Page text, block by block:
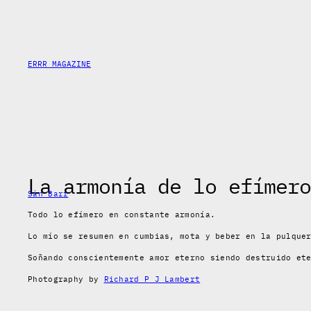
ERRR MAGAZINE
La armonía de lo efímero
Sán Barr
Todo lo efímero en constante armonía.
Lo mío se resumen en cumbias, mota y beber en la
Soñando conscientemente amor eterno siendo destruido
Photography by Richard P J Lambert